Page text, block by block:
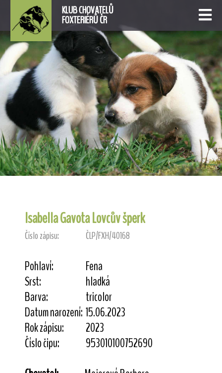
KLUB CHOVATELŮ
FOXTERIÉRŮ ČR
Isabella Gavota Lovcův šperk
Číslo zápisu: ČLP/FXH/40168
Pohlaví:
Fena
Srst:
hladká
Barva:
tricolor
Datum narození: 15.06.2023
Rok zápisu:
2023
Číslo čipu:
953010100752690